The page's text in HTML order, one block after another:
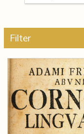
Filter